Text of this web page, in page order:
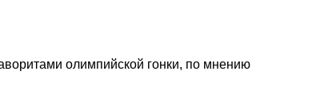
олимпийской гонки, по мнению